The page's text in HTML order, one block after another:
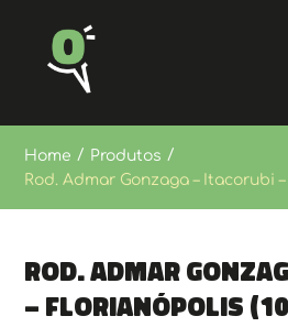
Home / Produtos /
Rod. Admar Gonzaga – Itacorubi
Rod. Admar
– Florianópolis